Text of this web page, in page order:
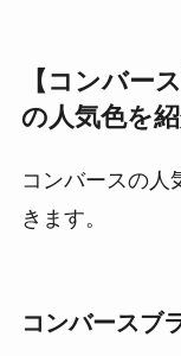
【コンバー
の人気色を
コンバースの人
きます。
コンバースブ